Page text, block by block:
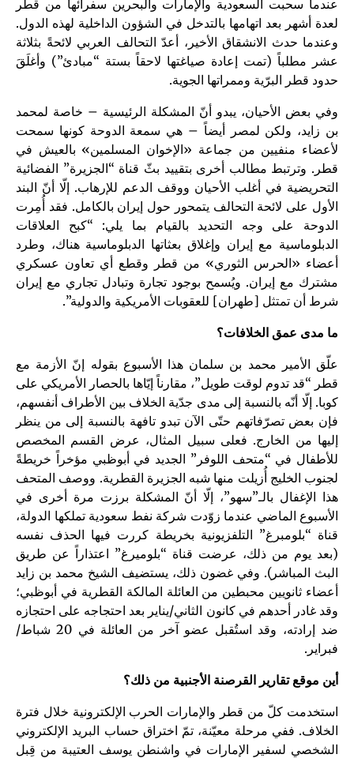
عندما سحبت السعودية والإمارات والبحرين سفرائها من قطر
لعدة أشهر بعد اتهامها بالتدخل في الشؤون الداخلية لهذه الدول.
وعندما حدث الانشقاق الأخير، أعدّ التحالف العربي لائحةً بثلاثة
عشر مطلباً (تمت إعادة صياغتها لاحقاً بستة “مبادئ”) وأغلَقَ
حدود قطر البرّية وممراتها الجوية.
وفي بعض الأحيان، يبدو أنّ المشكلة الرئيسية – خاصة لمحمد
بن زايد، ولكن لمصر أيضاً – هي سمعة الدوحة كونها سمحت
لأعضاء منفيين من جماعة «الإخوان المسلمين» بالعيش في
قطر. وترتبط مطالب أخرى بتقييد بثّ قناة “الجزيرة” الفضائية
التحريضية في أغلب الأحيان ووقف الدعم للإرهاب. إلّا أنّ البند
الأول على لائحة التحالف يتمحور حول إيران بالكامل. فقد أُمِرت
الدوحة على وجه التحديد بالقيام بما يلي: “كبح العلاقات
الدبلوماسية مع إيران وإغلاق بعثاتها الدبلوماسية هناك، وطرد
أعضاء «الحرس الثوري» من قطر وقطع أي تعاون عسكري
مشترك مع إيران. ويُسمح بوجود تجارة وتبادل تجاري مع إيران
شرط أن تمتثل [طهران] للعقوبات الأمريكية والدولية”.
ما مدى عمق الخلافات؟
علّق الأمير محمد بن سلمان هذا الأسبوع بقوله إنّ الأزمة مع
قطر “قد تدوم لوقت طويل”، مقارناً إيّاها بالحصار الأمريكي على
كوبا. إلّا أنّه بالنسبة إلى مدى جدّية الخلاف بين الأطراف أنفسهم،
فإن بعض تصرّفاتهم حتّى الآن تبدو تافهة بالنسبة إلى من ينظر
إليها من الخارج. فعلى سبيل المثال، عرض القسم المخصص
للأطفال في “متحف اللوفر” الجديد في أبوظبي مؤخراً خريطةً
لجنوب الخليج أُزيلت منها شبه الجزيرة القطرية. ووصف المتحف
هذا الإغفال بالـ”سهو”، إلّا أنّ المشكلة برزت مرة أخرى في
الأسبوع الماضي عندما زوّدت شركة نفط سعودية تملكها الدولة،
قناة “بلومبرغ” التلفزيونية بخريطة كررت فيها الحذف نفسه
(بعد يوم من ذلك، عرضت قناة “بلوميرغ” اعتذاراً عن طريق
البث المباشر). وفي غضون ذلك، يستضيف الشيخ محمد بن زايد
أعضاء ثانويين محبطين من العائلة المالكة القطرية في أبوظبي؛
وقد غادر أحدهم في كانون الثاني/يناير بعد احتجاجه على احتجازه
ضد إرادته، وقد استُقبل عضو آخر من العائلة في 20 شباط/
فبراير.
أين موقع تقارير القرصنة الأجنبية من ذلك؟
استخدمت كلّ من قطر والإمارات الحرب الإلكترونية خلال فترة
الخلاف. ففي مرحلة معيّنة، تمّ اختراق حساب البريد الإلكتروني
الشخصي لسفير الإمارات في واشنطن يوسف العتيبة من قِبل